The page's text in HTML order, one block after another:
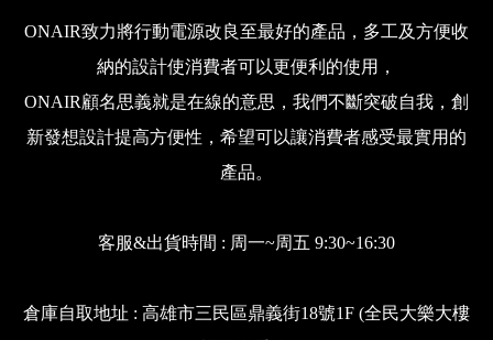
ONAIR致力將行動電源改良至最好的產品，多工及方便收
納的設計使消費者可以更便利的使用，
ONAIR顧名思義就是在線的意思，我們不斷突破自我，創
新發想設計提高方便性，希望可以讓消費者感受最實用的
產品。
客服&出貨時間 : 周一~周五 9:30~16:30
倉庫自取地址 : 高雄市三民區鼎義街18號1F (全民大樂大樓